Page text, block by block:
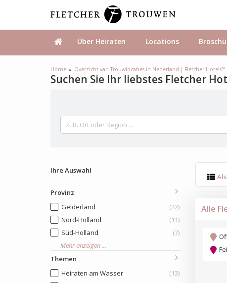
Über Heiraten Locations
Home Overzicht van Trouwlocaties in Nederland | Fletcher Hotels™
Suchen Sie Ihr liebstes Fletcher
Ihre Auswahl
Provinz
Gelderland
(22)
Nord-Holland
(11)
Süd-Holland
(7)
Mehr anzeigen ...
Themen
Heiraten am Wasser
(13)
Alle